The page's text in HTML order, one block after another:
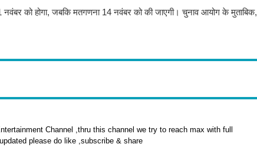
को होगा, जबकि मतगणना 14 नवंबर को की जाएगी। चुनाव आयोग के मुताबिक,
Channel ,thru this channel we try to reach max with full
please do like ,subscribe & share